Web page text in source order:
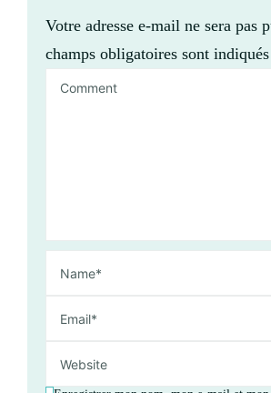
Votre adresse e-mail ne sera pas
champs obligatoires sont